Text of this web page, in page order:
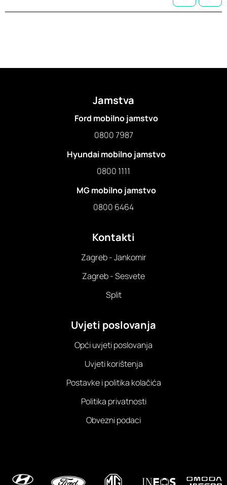
Jamstva
Ford mobilno jamstvo
0800 7987
Hyundai mobilno jamstvo
0800 1111
MG mobilno jamstvo
0800 6464
Kontakti
Zagreb - Jankomir
Zagreb - Sesvete
Split
Uvjeti poslovanja
Opći uvjeti poslovanja
Uvjeti korištenja
Postavke i politika kolačića
Politika privatnosti
Obvezni podaci